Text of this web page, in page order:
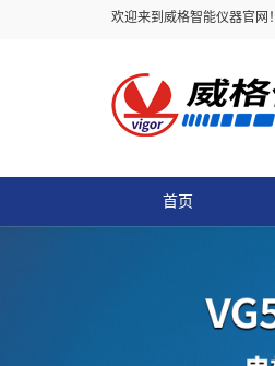
欢迎来到威格智能仪器官网！
首页